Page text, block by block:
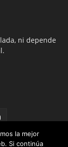
ni depende
la mejor
Si continúa